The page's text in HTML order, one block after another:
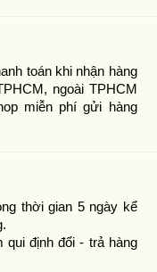
toán khi nhận hàng
ngoài TPHCM
miễn phí gửi hàng
thời gian 5 ngày kể
qui định đổi - trả hàng